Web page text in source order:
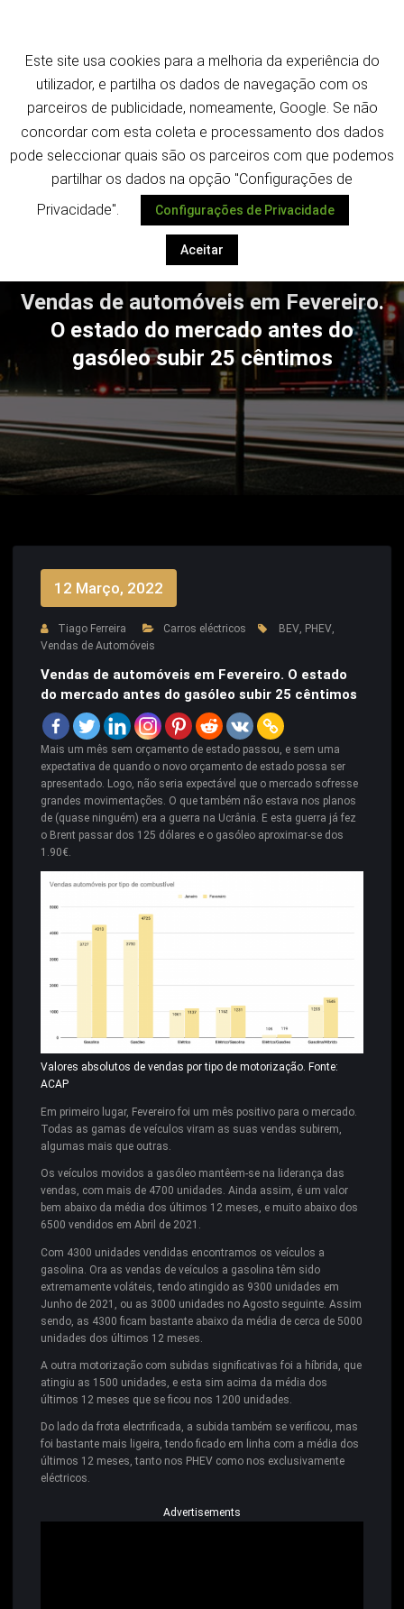
conteúdo
Despoletar
Vendas de automóveis em Fevereiro.
O estado do mercado antes do
gasóleo subir 25 cêntimos
12 Março, 2022
Tiago Ferreira Carros eléctricos BEV, PHEV,
Vendas de Automóveis
Vendas de automóveis em Fevereiro. O estado
do mercado antes do gasóleo subir 25 cêntimos
Mais um mês sem orçamento de estado passou, e sem uma
expectativa de quando o novo orçamento de estado possa ser
apresentado. Logo, não seria expectável que o mercado sofresse
grandes movimentações. O que também não estava nos planos
de (quase ninguém) era a guerra na Ucrânia. E esta guerra já fez
o Brent passar dos 125 dólares e o gasóleo aproximar-se dos
1.90€.
Valores absolutos de vendas por tipo de motorização. Fonte:
ACAP
Em primeiro lugar, Fevereiro foi um mês positivo para o mercado.
Todas as gamas de veículos viram as suas vendas subirem,
algumas mais que outras.
Os veículos movidos a gasóleo mantêem-se na liderança das
vendas, com mais de 4700 unidades. Ainda assim, é um valor
bem abaixo da média dos últimos 12 meses, e muito abaixo dos
6500 vendidos em Abril de 2021.
Com 4300 unidades vendidas encontramos os veículos a
gasolina. Ora as vendas de veículos a gasolina têm sido
extremamente voláteis, tendo atingido as 9300 unidades em
Junho de 2021, ou as 3000 unidades no Agosto seguinte. Assim
sendo, as 4300 ficam bastante abaixo da média de cerca de 5000
unidades dos últimos 12 meses.
A outra motorização com subidas significativas foi a híbrida, que
atingiu as 1500 unidades, e esta sim acima da média dos
últimos 12 meses que se ficou nos 1200 unidades.
Do lado da frota electrificada, a subida também se verificou, mas
foi bastante mais ligeira, tendo ficado em linha com a média dos
últimos 12 meses, tanto nos PHEV como nos exclusivamente
eléctricos.
Advertisements
Este site usa cookies para a melhoria da experiência do
utilizador, e partilha os dados de navegação com os
parceiros de publicidade, nomeamente, Google. Se não
concordar com esta coleta e processamento dos dados
pode seleccionar quais são os parceiros com que podemos
partilhar os dados na opção "Configurações de
Privacidade".
Configurações de Privacidade
Aceitar